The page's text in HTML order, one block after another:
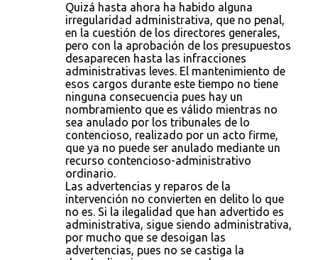
Quizá hasta ahora ha habido alguna
irregularidad administrativa, que no penal,
en la cuestión de los directores generales,
pero con la aprobación de los presupuestos
desaparecen hasta las infracciones
administrativas leves. El mantenimiento de
esos cargos durante este tiempo no tiene
ninguna consecuencia pues hay un
nombramiento que es válido mientras no
sea anulado por los tribunales de lo
contencioso, realizado por un acto firme,
que ya no puede ser anulado mediante un
recurso contencioso-administrativo
ordinario.
Las advertencias y reparos de la
intervención no convierten en delito lo que
no es. Si la ilegalidad que han advertido es
administrativa, sigue siendo administrativa,
por mucho que se desoigan las
advertencias, pues no se castiga la